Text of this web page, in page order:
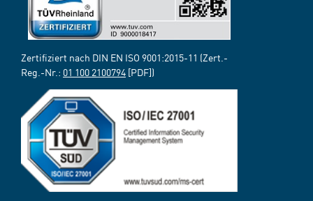
Zertifiziert nach DIN EN ISO 9001:2015-11 (Zert.-
Reg.-Nr.: 01 100 2100794 [PDF])